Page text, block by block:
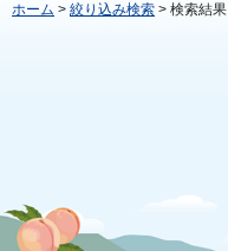
ホーム > 絞り込み検索 > 検索結果